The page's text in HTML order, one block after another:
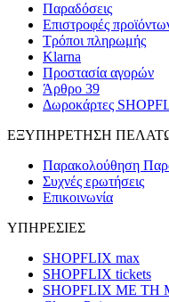
Παραδόσεις
Επιστροφές
Τρόποι πληρωμής
Klarna
Προστασία αγορών
Άρθρο 39
Δωροκάρτες
ΕΞΥΠΗΡΕΤΗΣΗ
Παρακολούθηση
Συχνές ερωτήσεις
Επικοινωνία
ΥΠΗΡΕΣΙΕΣ
SHOPFLIX max
SHOPFLIX tickets
SHOPFLIX ΜΕ ΤΗ